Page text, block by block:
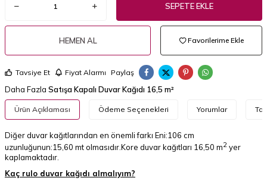
SEPETE EKLE
HEMEN AL Favorilerime Ekle
Tavsiye Et Fiyat Alarmı Paylaş
Daha Fazla Satışa Kapalı Duvar Kağıdı 16,5 m²
Ürün Açıklaması Ödeme Seçenekleri Yorumlar
Diğer duvar kağıtlarından en önemli farkı Eni:106 cm
uzunluğunun:15,60 mt olmasıdır.Kore duvar kağıtları 16,50 m2 yer
kaplamaktadır.
Kaç rulo duvar kağıdı almalıyım?